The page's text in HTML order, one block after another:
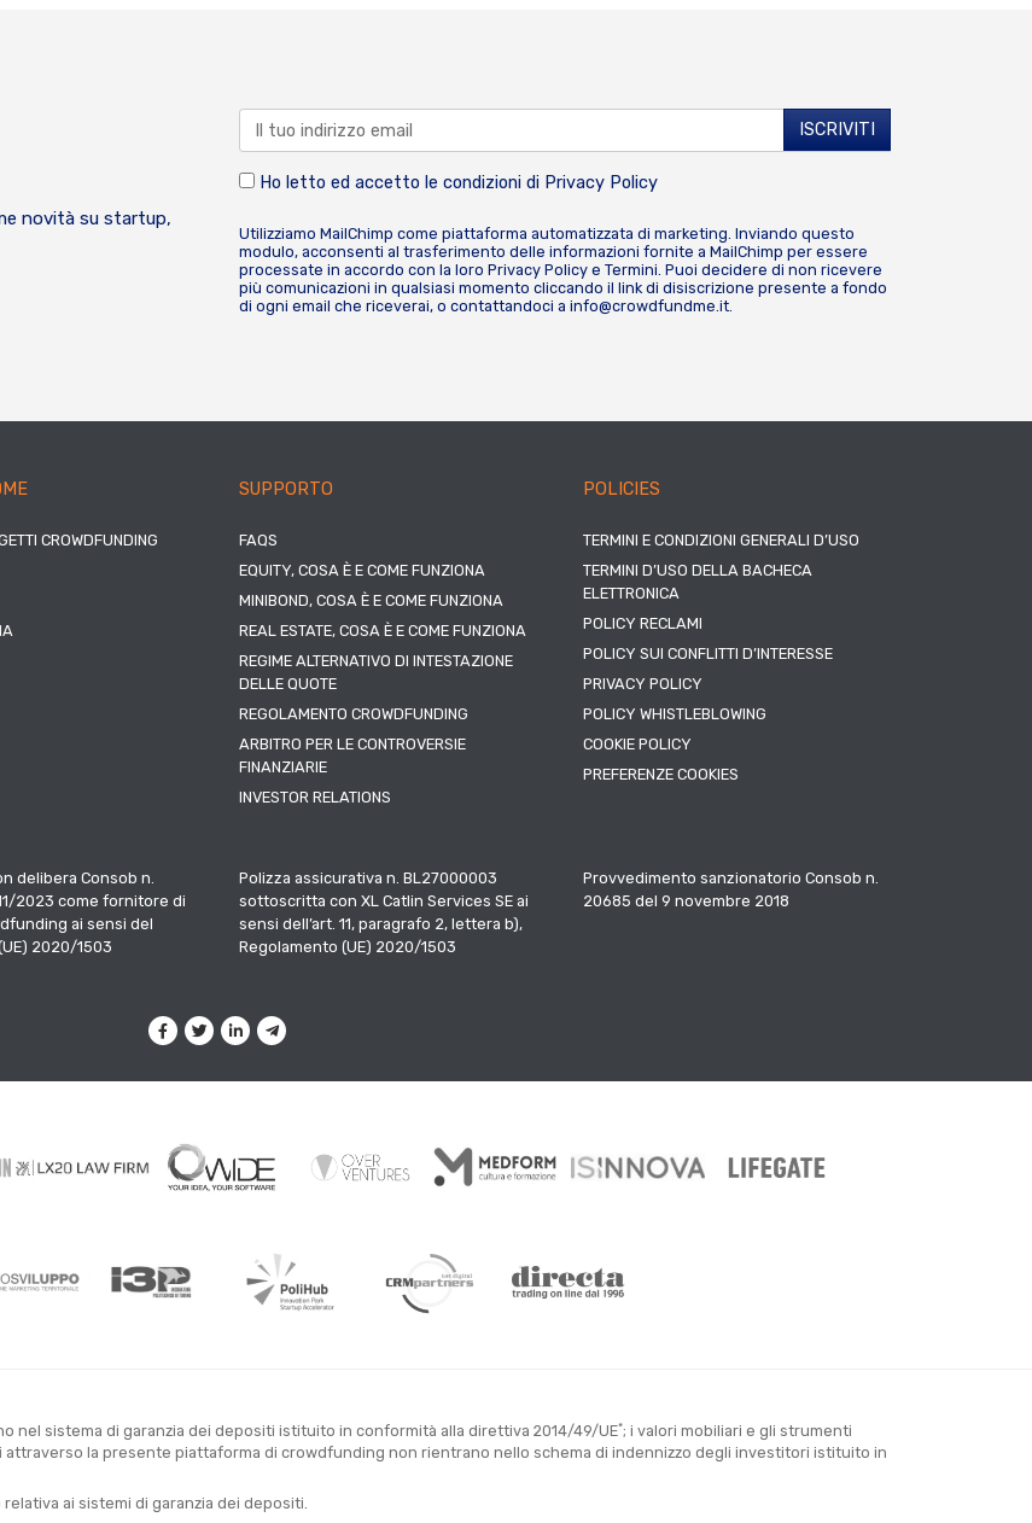
novità su startup,
Ho letto ed accetto le condizioni di Privacy Policy
Utilizziamo MailChimp come piattaforma automatizzata di marketing. Inviando questo
modulo, acconsenti al trasferimento delle informazioni fornite a MailChimp per essere
processate in accordo con la loro Privacy Policy e Termini . Puoi decidere di non ricevere
più comunicazioni in qualsiasi momento cliccando il link di disiscrizione presente a fondo
di ogni email che riceverai, o contattandoci a info@crowdfundme.it
CROWDFUNDING
SUPPORTO
FAQS
EQUITY, COSA È E COME FUNZIONA
MINIBOND, COSA È E COME FUNZIONA
REAL ESTATE, COSA È E COME FUNZIONA
REGIME ALTERNATIVO DI INTESTAZIONE
DELLE QUOTE
REGOLAMENTO CROWDFUNDING
ARBITRO PER LE CONTROVERSIE
FINANZIARIE
INVESTOR RELATIONS
POLICIES
TERMINI E CONDIZIONI GENERALI D’USO
TERMINI D’USO DELLA BACHECA
ELETTRONICA
POLICY RECLAMI
POLICY SUI CONFLITTI D’INTERESSE
PRIVACY POLICY
POLICY WHISTLEBLOWING
COOKIE POLICY
PREFERENZE COOKIES
delibera Consob n.
2023 come fornitore di
ai sensi del
2020/1503
Polizza assicurativa n. BL27000003
sottoscritta con XL Catlin Services SE ai
sensi dell’art. 11, paragrafo 2, lettera b),
Regolamento (UE) 2020/1503
Provvedimento sanzionatorio Consob n.
20685 del 9 novembre 2018
nel sistema di garanzia dei depositi istituito in conformità alla direttiva 2014/49/UE*; i valori mobiliari e gli strumenti
la presente piattaforma di crowdfunding non rientrano nello schema di indennizzo degli investitori istituito in
ai sistemi di garanzia dei depositi.